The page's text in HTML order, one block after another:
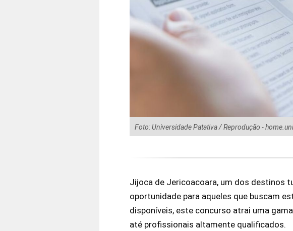
Foto: Universidade Patativa / Reprodução -
Jijoca de Jericoacoara, um dos destinos
oportunidade para aqueles que buscam
disponíveis, este concurso atrai uma
até profissionais altamente qualificados.